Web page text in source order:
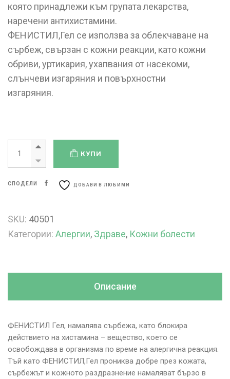
която принадлежи към групата лекарства,
наречени антихистамини.
ФЕНИСТИЛ,Гел се използва за облекчаване на
сърбеж, свързан с кожни реакции, като кожни
обриви, уртикария, ухапвания от насекоми,
слънчеви изгаряния и повърхностни
изгаряния.
КУПИ
СПОДЕЛИ ДОБАВИ В ЛЮБИМИ
SKU: 40501
Категории: Алергии, Здраве, Кожни болести
Описание
ФЕНИСТИЛ Гел, намалява сърбежа, като блокира
действието на хистамина – вещество, което се
освобождава в организма по време на алергична реакция.
Тъй като ФЕНИСТИЛ,Гел прониква добре през кожата,
сърбежът и кожното раздразнение намаляват бързо в